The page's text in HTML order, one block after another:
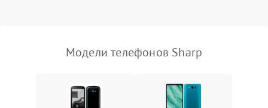
Модели телефонов Sharp